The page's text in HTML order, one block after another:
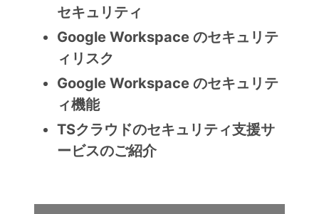
セキュリティ
Google Workspace のセキュリテ
ィリスク
Google Workspace のセキュリテ
ィ機能
TSクラウドのセキュリティ支援サ
ービスのご紹介